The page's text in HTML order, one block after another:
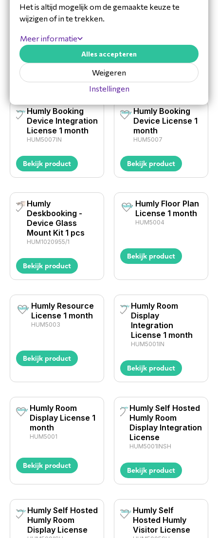
Humly Self Hosted
Device License
HUM5007SH HUM5003SH
Humly Booking
Device Integration
License 1 month
HUM5007IN
Bekijk product
Humly Booking
Device License 1
month
HUM5007
Bekijk product
Humly
Deskbooking -
Device Glass
Mount Kit 1 pcs
HUM1020955/1
Bekijk product
Humly Floor Plan
License 1 month
HUM5004
Bekijk product
Humly Resource
License 1 month
HUM5003
Bekijk product
Humly Room
Display
Integration
License 1 month
HUM5001IN
Bekijk product
Humly Room
Display License 1
month
HUM5001
Bekijk product
Humly Self Hosted
Humly Room
Display Integration
License
HUM5001INSH
Bekijk product
Humly Self Hosted
Humly Room
Display License
Humly Self
Hosted Humly
Visitor License
Het is altijd mogelijk om de gemaakte keuze te
wijzigen of in te trekken.
Meer informatie
Instellingen
Weigeren
Alles accepteren